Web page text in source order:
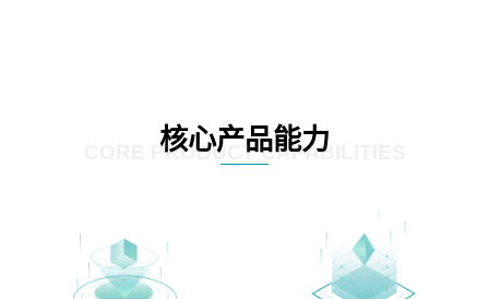
核心产品能力
CORE PRODUCT CAPABILITIES